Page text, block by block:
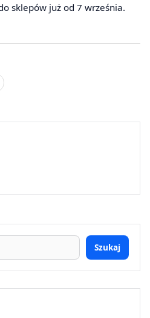
sklepów już od 7 września.
Szukaj